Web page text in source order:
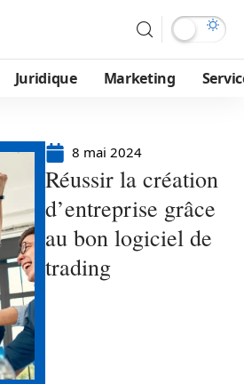
Juridique Marketing
8 mai 2024
Réussir la création
d’entreprise grâce
au bon logiciel de
trading